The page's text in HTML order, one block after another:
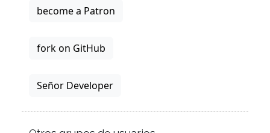
become a Patron
fork on GitHub
Señor Developer